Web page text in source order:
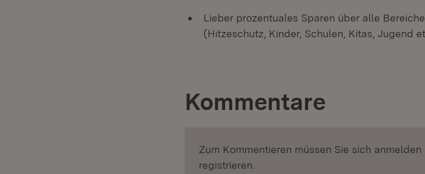
Lieber prozentuales Sparen über alle
(Hitzeschutz, Kinder, Schulen, Kitas, Jugend
Kommentare
Zum Kommentieren müssen Sie sich
registrieren.